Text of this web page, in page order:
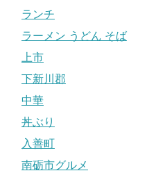
ランチ
ラーメン うどん そば
上市
下新川郡
中華
丼ぶり
入善町
南砺市グルメ